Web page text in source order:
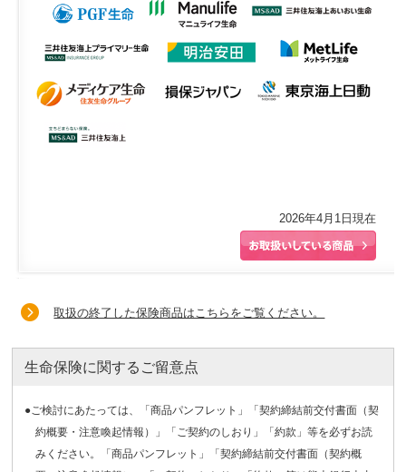
2026年4月1日現在
取扱の終了した保険商品はこちらをご覧ください。
生命保険に関するご留意点
●ご検討にあたっては、「商品パンフレット」「契約締結前交付書面（契
約概要・注意喚起情報）」「ご契約のしおり」「約款」等を必ずお読
みください。「商品パンフレット」「契約締結前交付書面（契約概